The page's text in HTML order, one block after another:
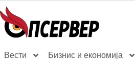
Вести Бизнис и економија